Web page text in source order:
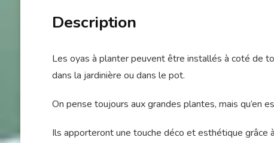
Description
Les oyas à planter peuvent être installés à coté de
dans la jardinière ou dans le pot.
On pense toujours aux grandes plantes, mais qu’en
Ils apporteront une touche déco et esthétique grâce